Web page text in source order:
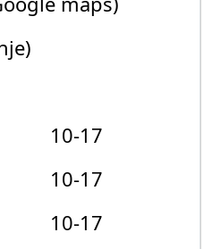
10-17
10-17
10-17